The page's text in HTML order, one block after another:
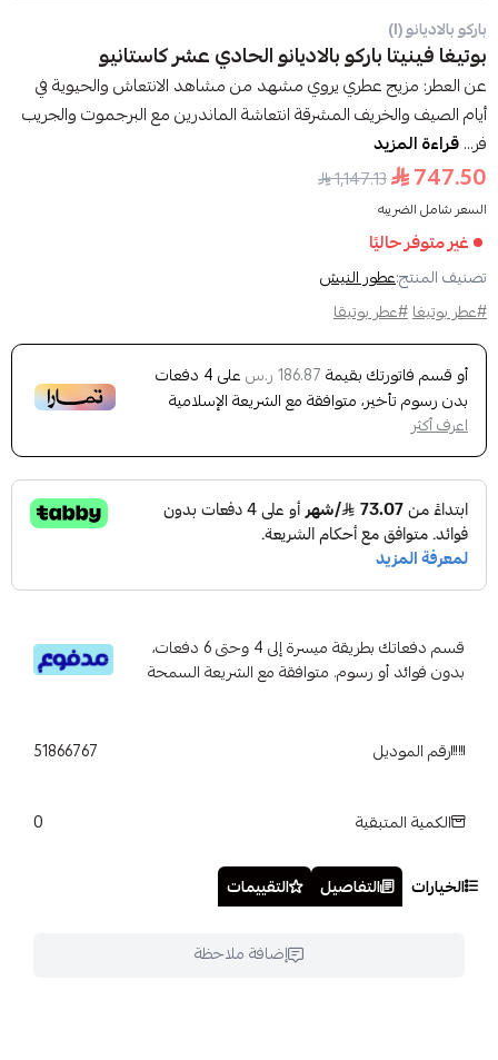
باركو بالاديانو (I)
بوتيغا فينيتا باركو بالاديانو الحادي عشر كاستانيو
عن العطر: مزيج عطري يروي مشهد من مشاهد الانتعاش والحيوية في
أيام الصيف والخريف المشرقة انتعاشة الماندرين مع البرجموت والجريب
فر...قراءة المزيد
747.50
1,147.13
السعر شامل الضريبه
غير متوفر حاليًا
تصنيف المنتج:عطور النيش
#عطر بوتيغا#عطر بوتيقا
أو قسم فاتورتك بقيمة 186.87 ر.س على4 دفعات
بدون رسوم تأخير، متوافقة مع الشريعة الإسلامية
اعرف أكثر
قسم دفعاتك بطريقة ميسرة إلى 4 وحتى 6 دفعات،
بدون فوائد أو رسوم. متوافقة مع الشريعة السمحة
رقم الموديل 51866767
الكمية المتبقية 0
الخيارات التفاصيل التقييمات
إضافة ملاحظة